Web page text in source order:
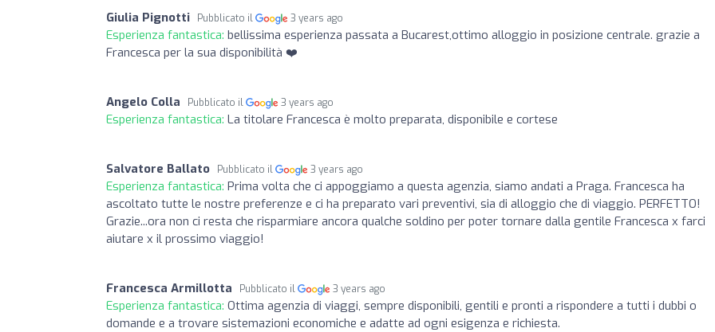
Giulia Pignotti Pubblicato il 3 years ago
Esperienza fantastica: bellissima esperienza passata a Bucarest,ottimo alloggio in posizione centrale. grazie a
Francesca per la sua disponibilità ❤️
Angelo Colla Pubblicato il 3 years ago
Esperienza fantastica: La titolare Francesca è molto preparata, disponibile e cortese
Salvatore Ballato Pubblicato il 3 years ago
Esperienza fantastica: Prima volta che ci appoggiamo a questa agenzia, siamo andati a Praga. Francesca ha
ascoltato tutte le nostre preferenze e ci ha preparato vari preventivi, sia di alloggio che di viaggio. PERFETTO!
Grazie...ora non ci resta che risparmiare ancora qualche soldino per poter tornare dalla gentile Francesca x farci
aiutare x il prossimo viaggio!
Francesca Armillotta Pubblicato il 3 years ago
Esperienza fantastica: Ottima agenzia di viaggi, sempre disponibili, gentili e pronti a rispondere a tutti i dubbi o
domande e a trovare sistemazioni economiche e adatte ad ogni esigenza e richiesta.